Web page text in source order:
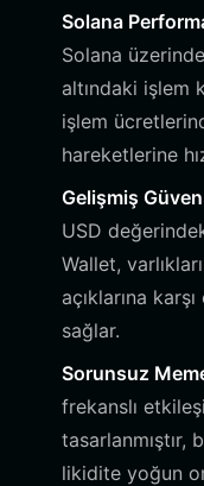
Solana
Solana
altındaki işlem
işlem
hareketlerine
Gelişmiş
USD
Wallet,
açıklarına
sağlar.
Sorunsuz
frekanslı
tasarlanmıştır,
likidite yoğun